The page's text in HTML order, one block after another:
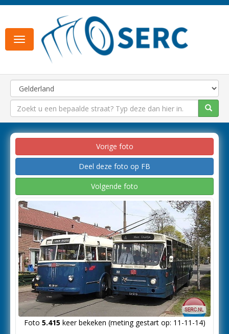
Toggle
navigation
Vorige foto
Deel deze foto op FB
Volgende foto
Foto 5.415keer bekeken (meting gestart op: 11-11-14)